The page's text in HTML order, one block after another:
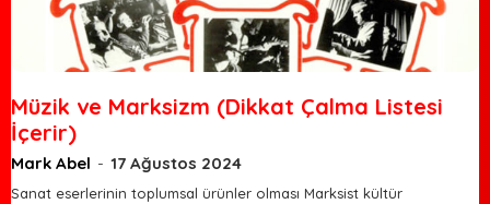
Müzik ve Marksizm (Dikkat Çalma Listesi
İçerir)
Mark Abel - 17 Ağustos 2024
Sanat eserlerinin toplumsal ürünler olması Marksist kültür